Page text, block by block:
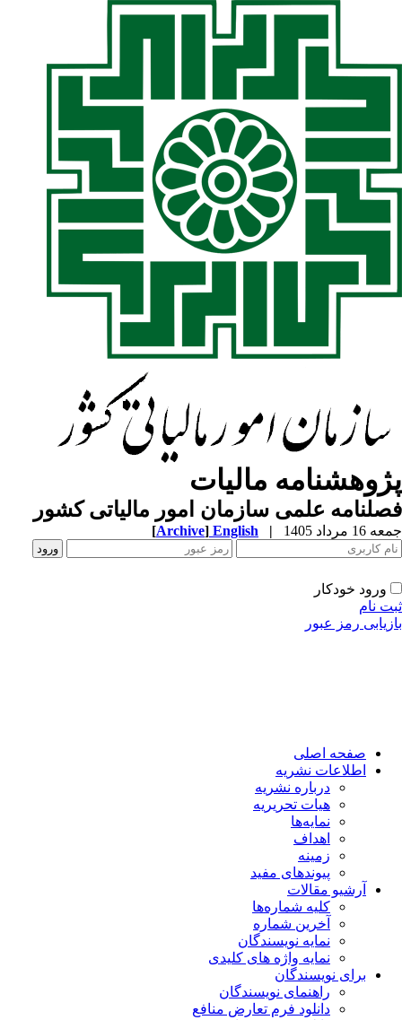
مالیات
علمی سازمان امور مالیاتی کشور
مرداد 1405 |
English
[Archive]
ورود خودکار
نام
رمز عبور
صفحه اصلی
اطلاعات نشریه
درباره نشریه
هیات تحریریه
نمایه‌ها
اهداف
زمینه
پیوندهای مفید
آرشیو مقالات
کلیه شماره‌ها
آخرین شماره
نمایه نویسندگان
نمایه واژه های کلیدی
برای نویسندگان
راهنمای نویسندگان
دانلود فرم تعارض منافع